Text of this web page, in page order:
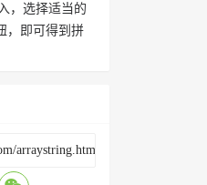
，选择适当的
，即可得到拼